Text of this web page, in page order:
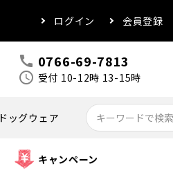
ログイン 会員登録
call 0766-69-7813
schedule 受付 10-12時 13-15時
ドッグウェア
キャンペーン